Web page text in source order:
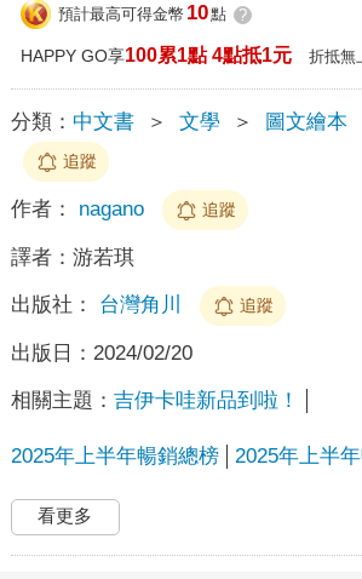
預計最高可得金幣 10點 ?
HAPPY GO享100累1點 4點抵1元 折抵無
分類： 中文書 ＞ 文學 ＞ 圖文繪本
追蹤
作者： nagano 追蹤
譯者： 游若琪
出版社： 台灣角川 追蹤
出版日： 2024/02/20
相關主題： 吉伊卡哇新品到啦！
2025年上半年暢銷總榜 2025年上半
看更多